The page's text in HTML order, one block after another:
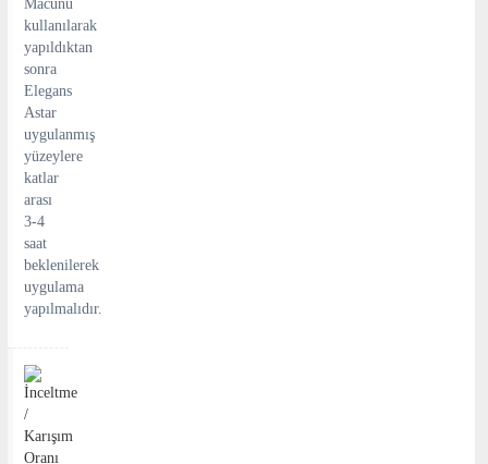
Macunu
kullanılarak
yapıldıktan
sonra
Elegans
Astar
uygulanmış
yüzeylere
katlar
arası
3-4
saat
beklenilerek
uygulama
yapılmalıdır.